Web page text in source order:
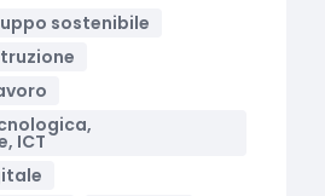
sostenibile
ICT